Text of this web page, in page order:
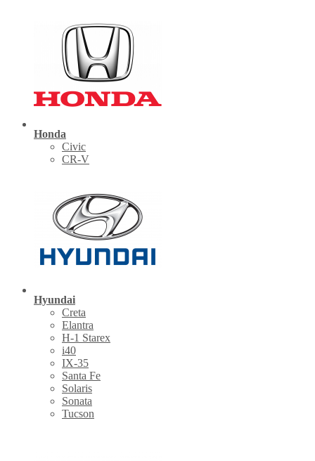
Honda
Civic
CR-V
Hyundai
Creta
Elantra
H-1 Starex
i40
IX-35
Santa Fe
Solaris
Sonata
Tucson